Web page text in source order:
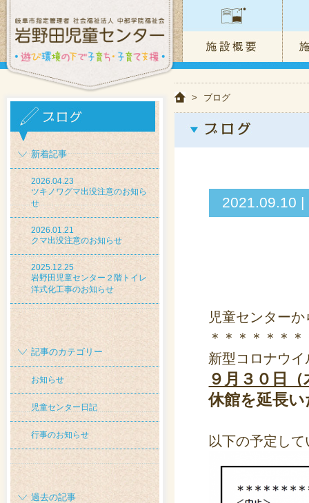
新着記事
2026.04.23
ツキノワグマ出没注意のお知ら
せ
2026.01.21
クマ出没注意のお知らせ
2025.12.25
岩野田児童センター２階トイレ
洋式化工事のお知らせ
記事のカテゴリー
お知らせ
児童センター日記
行事のお知らせ
過去の記事
> ブログ
2021.09.10
児童センター
＊＊＊＊＊＊
新型コロナウ
９月３０日（
休館を延長
以下の予定し